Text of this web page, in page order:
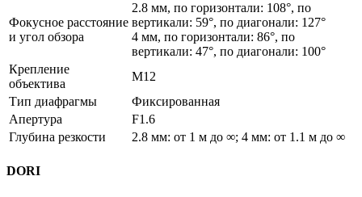
Фокусное расстояние
и угол обзора
2.8 мм, по горизонтали: 108°, по
вертикали: 59°, по диагонали: 127°
4 мм, по горизонтали: 86°, по
вертикали: 47°, по диагонали: 100°
Крепление
объектива
M12
Тип диафрагмы
Фиксированная
Апертура
F1.6
Глубина резкости
2.8 мм: от 1 м до ∞; 4 мм: от 1.1 м до ∞
DORI